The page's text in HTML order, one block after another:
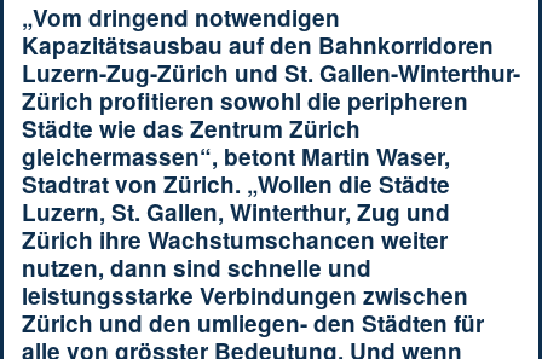
„Vom dringend notwendigen
Kapazitätsausbau auf den Bahnkorridoren
Luzern-Zug-Zürich und St. Gallen-Winterthur-
Zürich profitieren sowohl die peripheren
Städte wie das Zentrum Zürich
gleichermassen“, betont Martin Waser,
Stadtrat von Zürich. „Wollen die Städte
Luzern, St. Gallen, Winterthur, Zug und
Zürich ihre Wachstumschancen weiter
nutzen, dann sind schnelle und
leistungsstarke Verbindungen zwischen
Zürich und den umliegen- den Städten für
alle von grösster Bedeutung. Und wenn